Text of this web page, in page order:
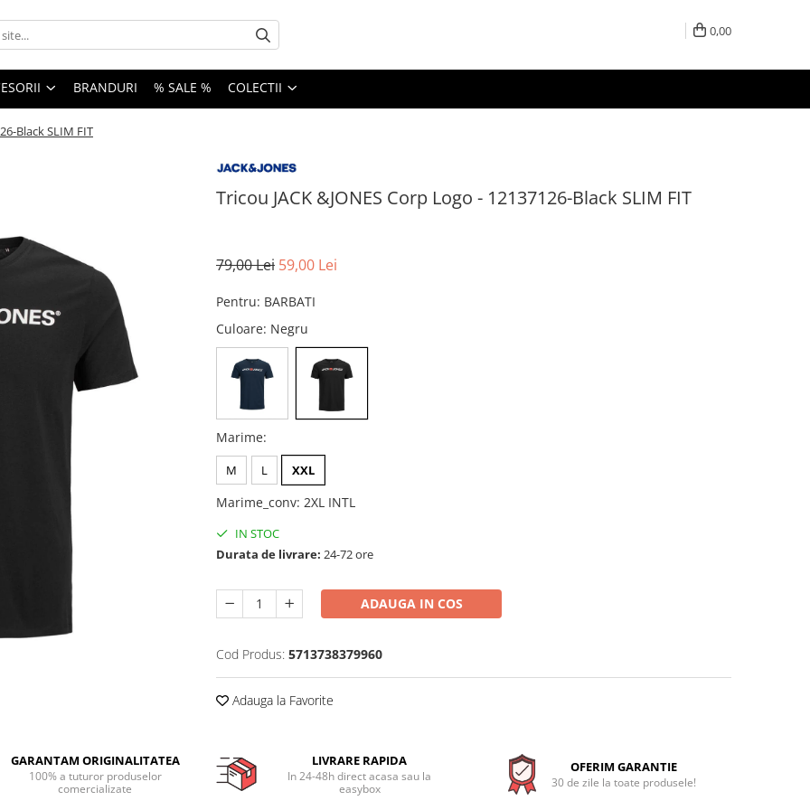
0,00
BRANDURI % SALE % COLECTII
Black SLIM FIT
Tricou JACK &JONES Corp Logo - 12137126-Black SLIM FIT
79,00 Lei 59,00 Lei
Pentru: BARBATI
Culoare: Negru
Marime:
M L XXL
Marime_conv: 2XL INTL
IN STOC
Durata de livrare: 24-72 ore
ADAUGA IN COS
Cod Produs: 5713738379960
Adauga la Favorite
GARANTAM ORIGINALITATEA
100% a tuturor produselor
comercializate
LIVRARE RAPIDA
In 24-48h direct acasa sau la
easybox
OFERIM GARANTIE
30 de zile la toate produsele!